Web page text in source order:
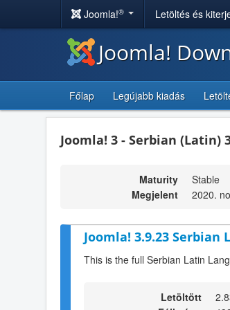
Joomla!® Letöltés és
Joomla!
Főlap Legújabb kiadás
Joomla! 3 - Serbian (Latin)
Maturity
Stable
Megjelent
2020.
Joomla! 3.9.23 Serbian
This is the full Serbian Latin
Letöltött